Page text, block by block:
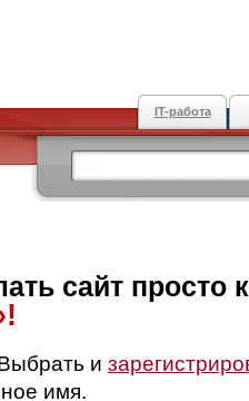
IT-работа
сайт просто
и
имя.